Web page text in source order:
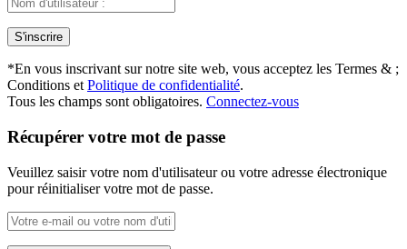
*En vous inscrivant sur notre site web, vous acceptez les Termes & ;
Conditions etPolitique de confidentialité.
Tous les champs sont obligatoires. Connectez-vous
Récupérer votre mot de passe
Veuillez saisir votre nom d'utilisateur ou votre adresse électronique
pour réinitialiser votre mot de passe.